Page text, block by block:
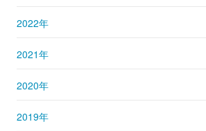
2022年
2021年
2020年
2019年